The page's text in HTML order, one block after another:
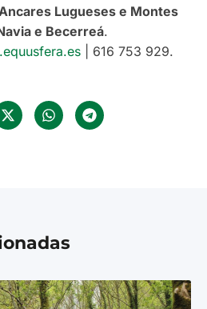
Lugueses e Montes
e Becerreá.
| 616 753 929.